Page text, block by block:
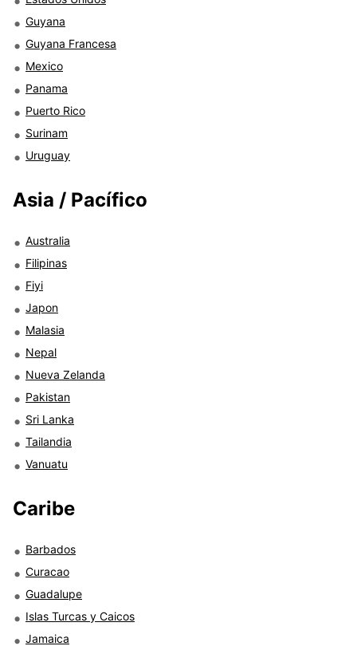
Guyana
Guyana Francesa
Mexico
Panama
Puerto Rico
Surinam
Uruguay
Asia / Pacífico
Australia
Filipinas
Fiyi
Japon
Malasia
Nepal
Nueva Zelanda
Pakistan
Sri Lanka
Tailandia
Vanuatu
Caribe
Barbados
Curacao
Guadalupe
Islas Turcas y Caicos
Jamaica